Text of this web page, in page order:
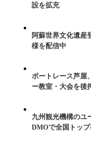
設を拡充
阿蘇世界文化遺
様を配信中
ボートレース芦
ー教室・大会を後
九州観光機構のユ
DMOで全国トップ